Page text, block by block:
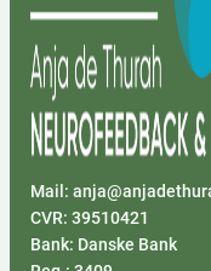
Mail:
CVR: 39510421
Bank: Danske Bank